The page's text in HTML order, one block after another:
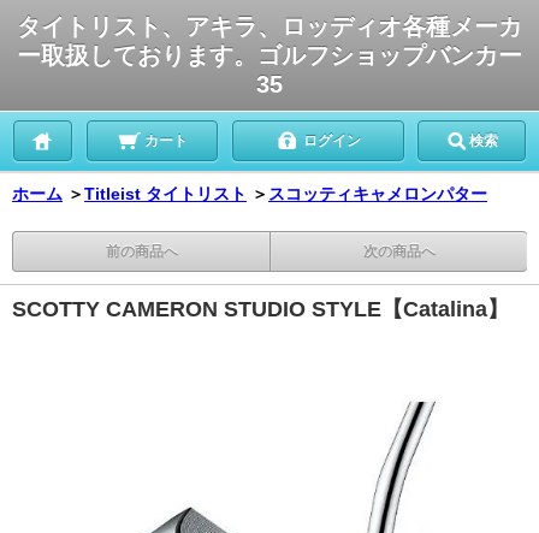
タイトリスト、アキラ、ロッディオ各種メーカ
ー取扱しております。ゴルフショップバンカー
35
カート ログイン 検索
ホーム ＞Titleist タイトリスト ＞ スコッティキャメロンパター
前の商品へ 次の商品へ
SCOTTY CAMERON STUDIO STYLE【Catalina】